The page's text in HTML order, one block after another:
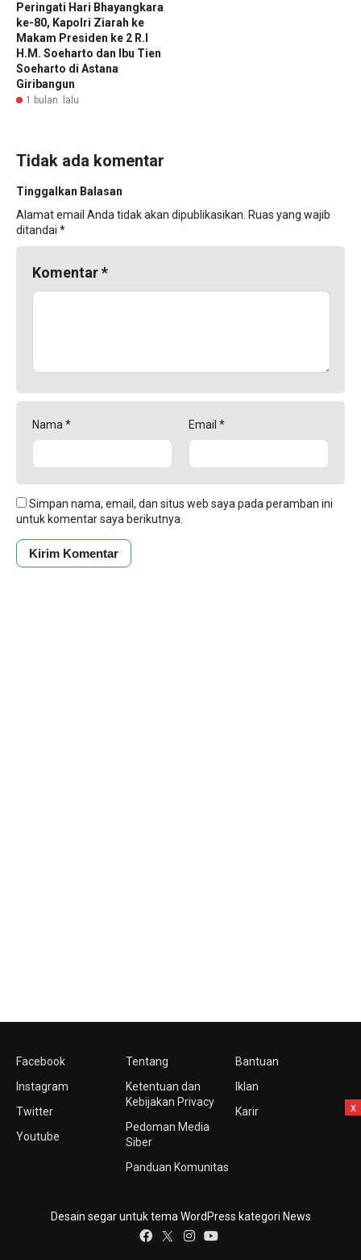
Peringati Hari Bhayangkara
ke-80, Kapolri Ziarah ke
Makam Presiden ke 2 R.I
H.M. Soeharto dan Ibu Tien
Soeharto di Astana
Giribangun
1 bulan lalu
Tidak ada komentar
Tinggalkan Balasan
Alamat email Anda tidak akan dipublikasikan. Ruas yang wajib
ditandai *
Komentar*
Nama* Email *
Simpan nama, email, dan situs web saya pada peramban ini
untuk komentar saya berikutnya.
Facebook
Instagram
Twitter
Youtube
Tentang
Ketentuan dan
Kebijakan Privacy
Pedoman Media
Siber
Panduan Komunitas
Bantuan
Iklan
Karir
Desain segar untuk tema WordPress kategori News
x